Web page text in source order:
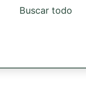
Buscar todo